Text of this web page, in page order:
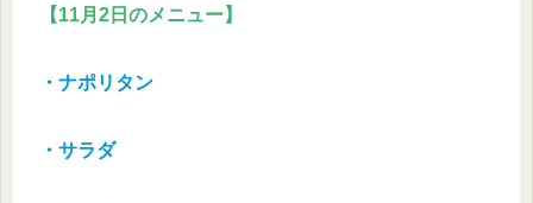
【11月2日のメニュー】
・ナポリタン
・サラダ